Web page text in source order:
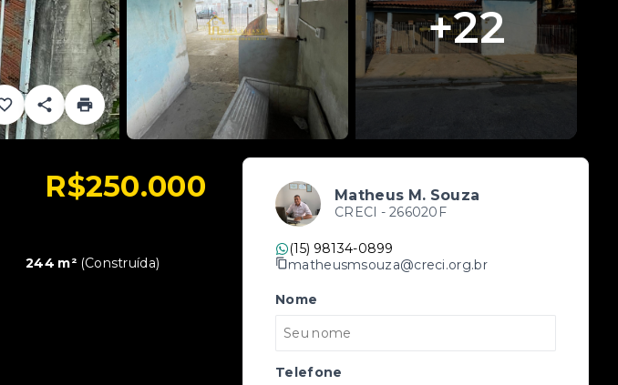
+22
R$250.000
244 m² (Construída)
Matheus M. Souza
CRECI - 266020F
(15) 98134-0899
matheusmsouza@creci.org.br
Nome
Telefone